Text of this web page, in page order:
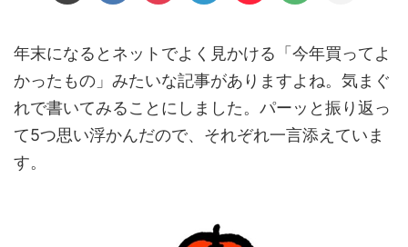
年末になるとネットでよく見かける「今年買ってよ
かったもの」みたいな記事がありますよね。気まぐ
れで書いてみることにしました。パーッと振り返っ
て5つ思い浮かんだので、それぞれ一言添えていま
す。